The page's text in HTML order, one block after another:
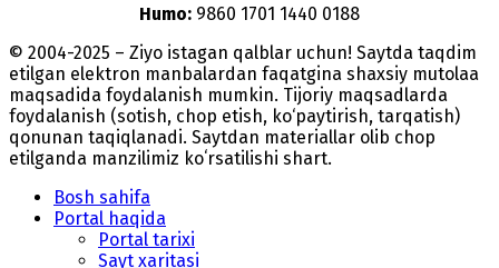
Humo: 9860 1701 1440 0188
© 2004-2025 – Ziyo istagan qalblar uchun! Saytda taqdim
etilgan elektron manbalardan faqatgina shaxsiy mutolaa
maqsadida foydalanish mumkin. Tijoriy maqsadlarda
foydalanish (sotish, chop etish, ko‘paytirish, tarqatish)
qonunan taqiqlanadi. Saytdan materiallar olib chop
etilganda manzilimiz koʻrsatilishi shart.
Bosh sahifa
Portal haqida
Portal tarixi
Sayt xaritasi